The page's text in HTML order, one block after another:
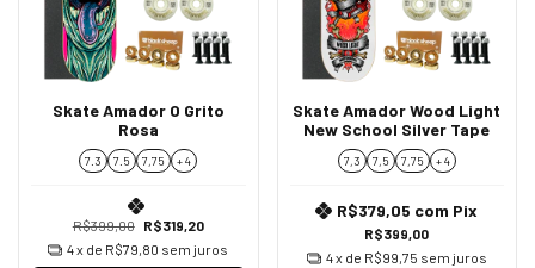
Skate Amador O Grito
Rosa
7.3 7.5 7,75 + 4
R$399,00 R$319,20
4x de R$79,80 sem juros
Skate Amador Wood Light
New School Silver Tape
7,3 7,5 7,75 + 4
R$399,00
R$379,05 com Pix
4x de R$99,75 sem juros